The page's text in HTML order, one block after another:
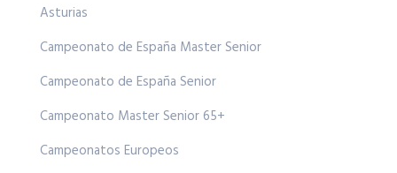
Asturias
Campeonato de España Master Senior
Campeonato de España Senior
Campeonato Master Senior 65+
Campeonatos Europeos